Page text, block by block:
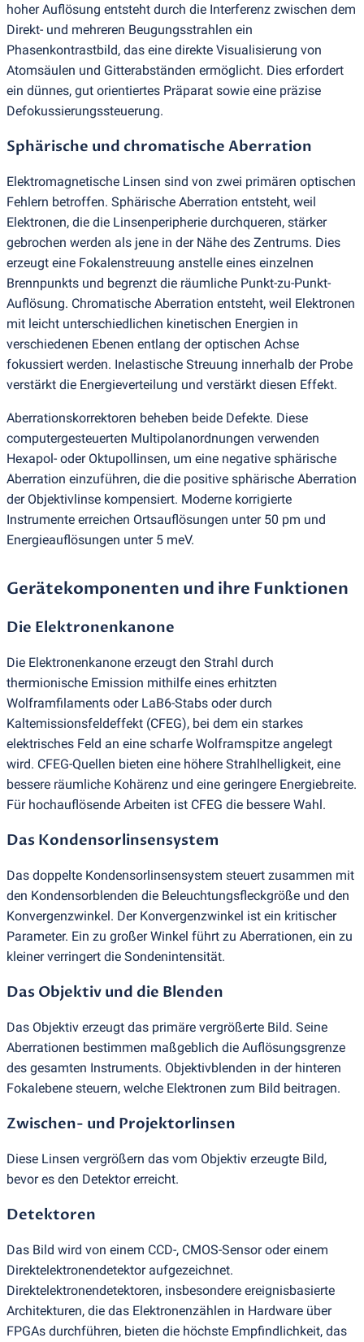
hoher Auflösung entsteht durch die Interferenz zwischen dem
Direkt- und mehreren Beugungsstrahlen ein
Phasenkontrastbild, das eine direkte Visualisierung von
Atomsäulen und Gitterabständen ermöglicht. Dies erfordert
ein dünnes, gut orientiertes Präparat sowie eine präzise
Defokussierungssteuerung.
Sphärische und chromatische Aberration
Elektromagnetische Linsen sind von zwei primären optischen
Fehlern betroffen. Sphärische Aberration entsteht, weil
Elektronen, die die Linsenperipherie durchqueren, stärker
gebrochen werden als jene in der Nähe des Zentrums. Dies
erzeugt eine Fokalenstreuung anstelle eines einzelnen
Brennpunkts und begrenzt die räumliche Punkt-zu-Punkt-
Auflösung. Chromatische Aberration entsteht, weil Elektronen
mit leicht unterschiedlichen kinetischen Energien in
verschiedenen Ebenen entlang der optischen Achse
fokussiert werden. Inelastische Streuung innerhalb der Probe
verstärkt die Energieverteilung und verstärkt diesen Effekt.
Aberrationskorrektoren beheben beide Defekte. Diese
computergesteuerten Multipolanordnungen verwenden
Hexapol- oder Oktupollinsen, um eine negative sphärische
Aberration einzuführen, die die positive sphärische Aberration
der Objektivlinse kompensiert. Moderne korrigierte
Instrumente erreichen Ortsauflösungen unter 50 pm und
Energieauflösungen unter 5 meV.
Gerätekomponenten und ihre Funktionen
Die Elektronenkanone
Die Elektronenkanone erzeugt den Strahl durch
thermionische Emission mithilfe eines erhitzten
Wolframfilaments oder LaB6-Stabs oder durch
Kaltemissionsfeldeffekt (CFEG), bei dem ein starkes
elektrisches Feld an eine scharfe Wolframspitze angelegt
wird. CFEG-Quellen bieten eine höhere Strahlhelligkeit, eine
bessere räumliche Kohärenz und eine geringere Energiebreite.
Für hochauflösende Arbeiten ist CFEG die bessere Wahl.
Das Kondensorlinsensystem
Das doppelte Kondensorlinsensystem steuert zusammen mit
den Kondensorblenden die Beleuchtungsfleckgröße und den
Konvergenzwinkel. Der Konvergenzwinkel ist ein kritischer
Parameter. Ein zu großer Winkel führt zu Aberrationen, ein zu
kleiner verringert die Sondenintensität.
Das Objektiv und die Blenden
Das Objektiv erzeugt das primäre vergrößerte Bild. Seine
Aberrationen bestimmen maßgeblich die Auflösungsgrenze
des gesamten Instruments. Objektivblenden in der hinteren
Fokalebene steuern, welche Elektronen zum Bild beitragen.
Zwischen- und Projektorlinsen
Diese Linsen vergrößern das vom Objektiv erzeugte Bild,
bevor es den Detektor erreicht.
Detektoren
Das Bild wird von einem CCD-, CMOS-Sensor oder einem
Direktelektronendetektor aufgezeichnet.
Direktelektronendetektoren, insbesondere ereignisbasierte
Architekturen, die das Elektronenzählen in Hardware über
FPGAs durchführen, bieten die höchste Empfindlichkeit, das